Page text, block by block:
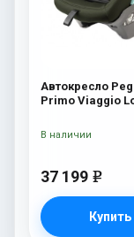
Автокресло
Primo Viaggio
37 199 e
Купить
В наличии